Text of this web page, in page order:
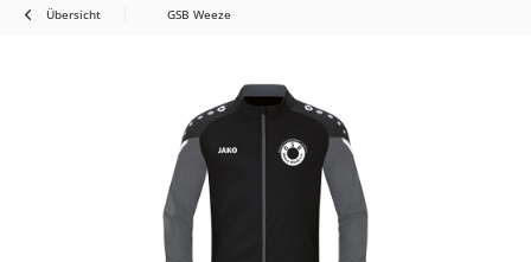
Übersicht GSB Weeze